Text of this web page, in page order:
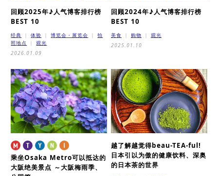
回顾2025年♪人气博客排行榜
BEST 10
经典 体验 博览会・展览会
拍
照地点
观光
2026.01.09
回顾2024年♪人气博客排行榜
BEST 10
美食 购物
观光
2025.01.10
乘坐Osaka Metro可以抵达的
大阪绝美景点 ～大阪梅雨季、
越了解越觉得beau-TEA-ful!
日本引以为傲的健康饮料、深奥
的日本茶的世界